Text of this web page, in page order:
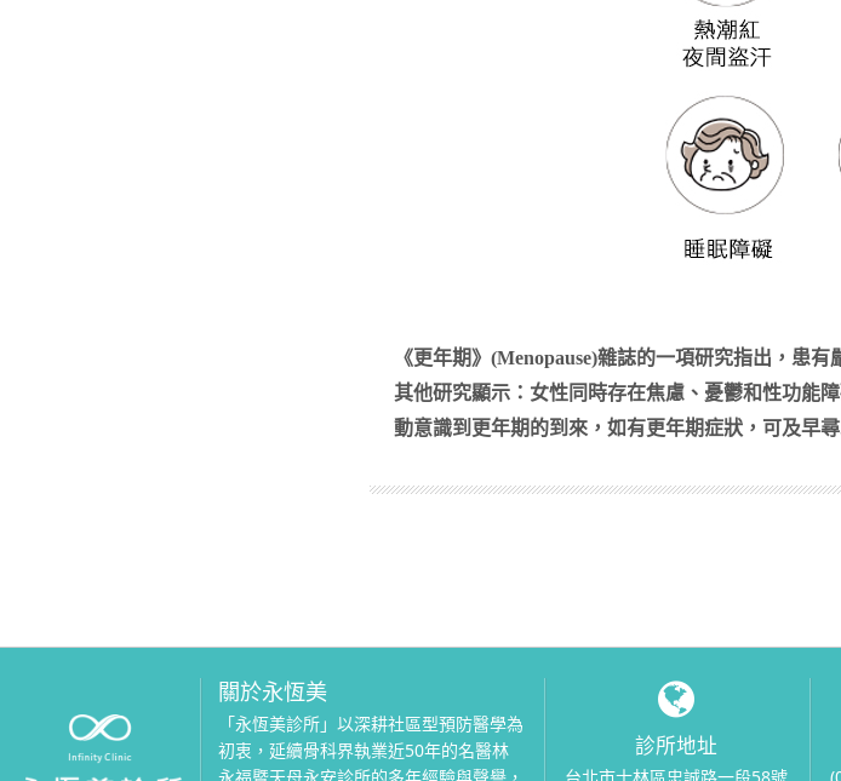
《更年期》(Menopause)雜誌的一項研究指出，患
其他研究顯示：女性同時存在焦慮、憂鬱和性功能
動意識到更年期的到來，如有更年期症狀，可及早
關於永恆美
「永恆美診所」以深耕社區型預防醫學為
初衷，延續骨科界執業近50年的名醫林
診所地址